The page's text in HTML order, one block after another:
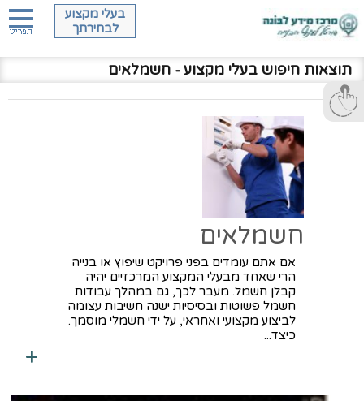
בעלי מקצוע
לבחירתך
תוצאות חיפוש בעלי מקצוע- חשמלאים
חשמלאים
אם אתם עומדים בפני פרויקט שיפוץ או בנייה
הרי שאחד מבעלי המקצוע המרכזיים יהיה
קבלן חשמל. מעבר לכך, גם במהלך עבודות
חשמל פשוטות ובסיסיות ישנה חשיבות עצומה
לביצוע מקצועי ואחראי, על ידי חשמלי מוסמך.
כיצד...
+